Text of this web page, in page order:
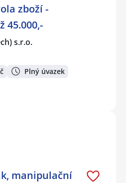
zboží -
45.000,-
s.r.o.
Plný úvazek
manipulační